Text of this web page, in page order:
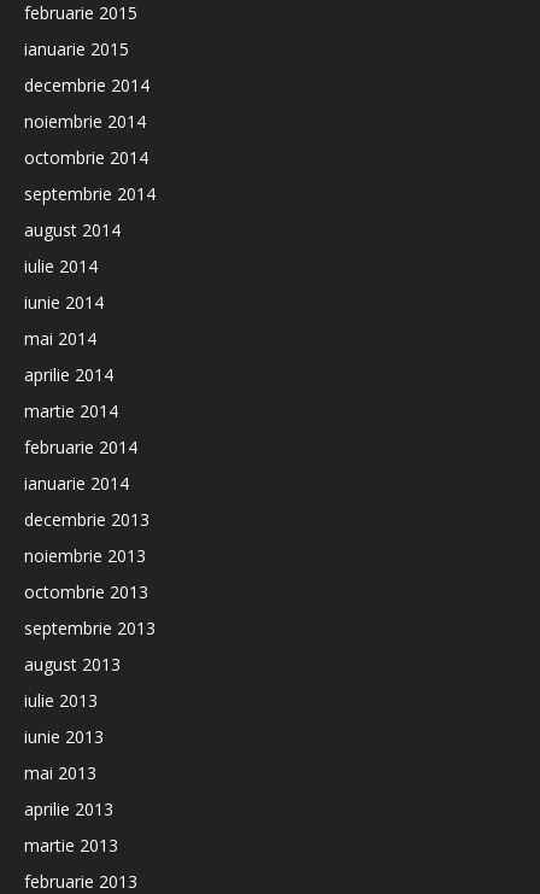
februarie 2015
ianuarie 2015
decembrie 2014
noiembrie 2014
octombrie 2014
septembrie 2014
august 2014
iulie 2014
iunie 2014
mai 2014
aprilie 2014
martie 2014
februarie 2014
ianuarie 2014
decembrie 2013
noiembrie 2013
octombrie 2013
septembrie 2013
august 2013
iulie 2013
iunie 2013
mai 2013
aprilie 2013
martie 2013
februarie 2013